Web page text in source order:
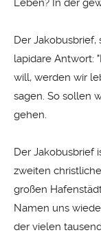
Leben? In der
Der
lapidare Antwort:
will, werden wir
sagen. So sollen
gehen.
Der Jakobusbrief
zweiten
großen
Namen uns
der vielen